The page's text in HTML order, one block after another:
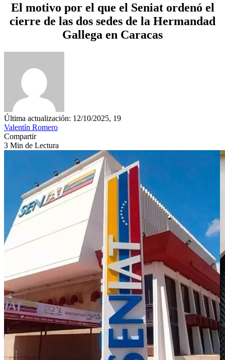
El motivo por el que el Seniat ordenó el
cierre de las dos sedes de la Hermandad
Gallega en Caracas
Última actualización: 12/10/2025, 19
Valentín Romero
Compartir
3 Min de Lectura